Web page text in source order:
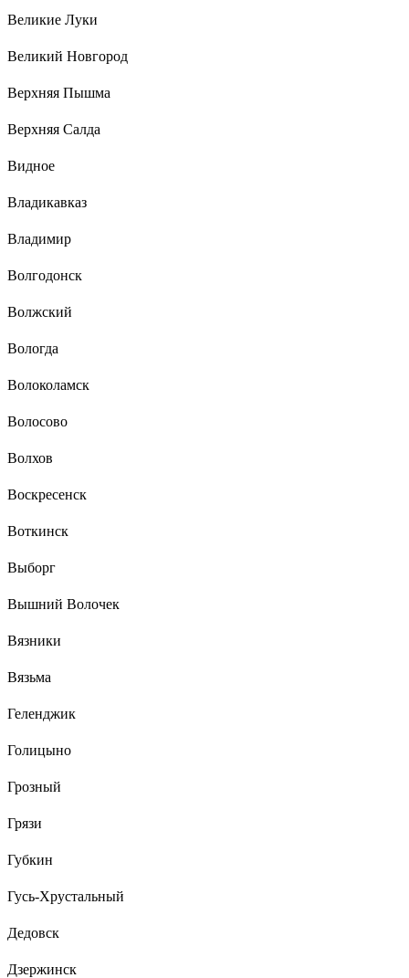
Великие Луки
Великий Новгород
Верхняя Пышма
Верхняя Салда
Видное
Владикавказ
Владимир
Волгодонск
Волжский
Вологда
Волоколамск
Волосово
Волхов
Воскресенск
Воткинск
Выборг
Вышний Волочек
Вязники
Вязьма
Геленджик
Голицыно
Грозный
Грязи
Губкин
Гусь-Хрустальный
Дедовск
Дзержинск